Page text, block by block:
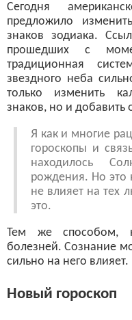
Сегодня
предложило
знаков зодиака.
прошедших с
традиционная
звездного неба
только изменить
знаков, но и добавить
Я как и многие
гороскопы и
находилось
рождения. Но это
не влияет на тех
это.
Тем же способом,
болезней. Сознание
сильно на него влияет.
Новый гороскоп